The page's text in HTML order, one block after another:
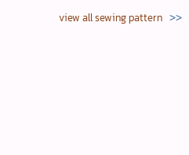
view all sewing pattern >>